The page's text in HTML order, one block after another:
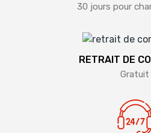
30 jours pour
RETRAIT DE
Gratuit